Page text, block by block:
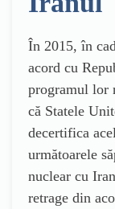
În 2015, în
acord cu
programul lor
că Statele
decertifica
următoarele
nuclear cu
retrage din